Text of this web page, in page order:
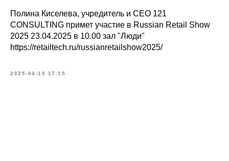
Полина Киселева, учредитель и СЕО 121
CONSULTING примет участие в Russian Retail Show
2025 23.04.2025 в 10.00 зал "Люди"
https://retailtech.ru/russianretailshow2025/
2025-04-15 17:15